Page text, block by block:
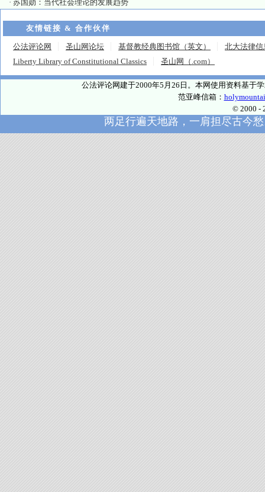
· 苏国勋：当代社会理论的发展趋势
友情链接 & 合作伙伴
公法评论网 圣山网论坛 基督教经典图书馆（英文）
北大法律信
Liberty Library of Constitutional Classics
圣山网（.com）
公法评论网建于2000年5月26日。本网使用资料基于
范亚峰信箱：
© 2000 -
两足行遍天地路，一肩担尽古今